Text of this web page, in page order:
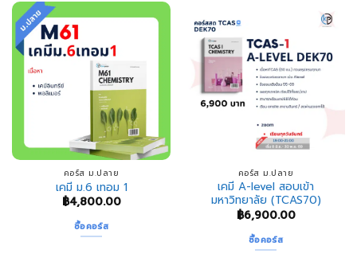
คอร์ส ม.ปลาย
เคมี ม.6 เทอม 1
฿4,800.00
ซื้อคอร์ส
คอร์ส ม.ปลาย
เคมี A-level สอบเข้า
มหาวิทยาลัย (TCAS70)
฿6,900.00
ซื้อคอร์ส